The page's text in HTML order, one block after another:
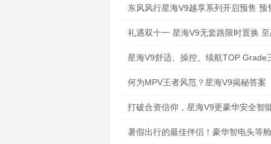
东风风行星海V9越享系列开启预售 预
礼遇双十一 星海V9无套路限时置换
星海V9舒适、操控、续航TOP Grade
何为MPV王者风范？星海V9揭秘答案
打破合资信仰，星海V9更豪华安全智
暑假出行的最佳伴侣！豪华智电头等